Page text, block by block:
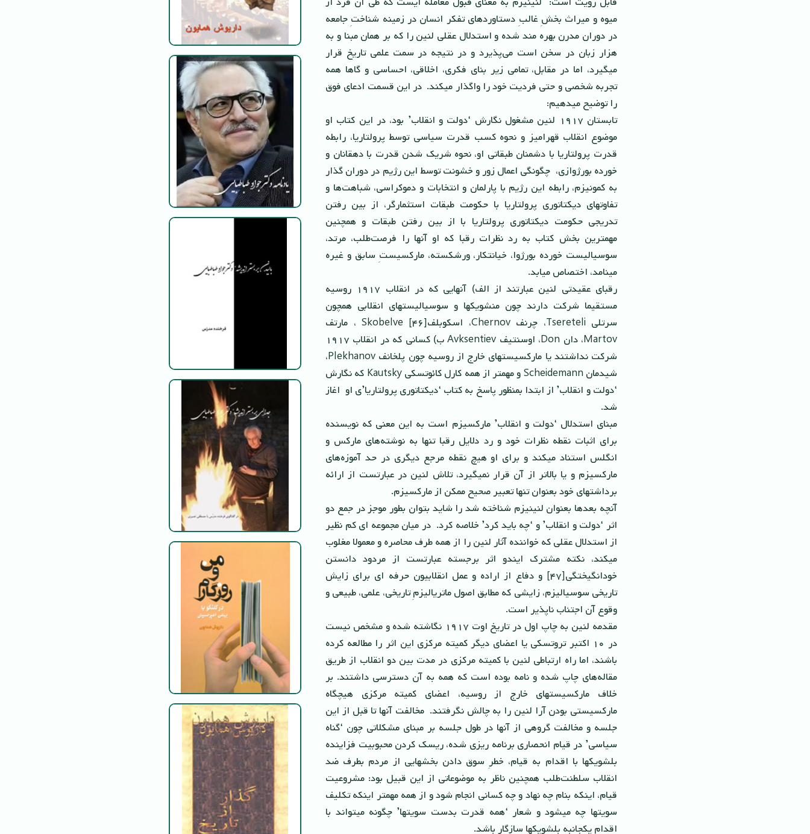
میوه و میراث بخشِ غالبِ دستاوردهاى تفکر انسان در زمینه شناختِ جامعه
در دوران مدرن بهره مند شده و استدلال عقلى لنین را که بر همان مبنا و به
هزار زبان در سخن است می‌پذیرد و در نتیجه در سمت علمى تاریخ قرار
میگیرد، اما در مقابل، تمامى زیر بناى فکرى، اخلاقى، احساسى و گاها همه
تجربه شخصى و حتى فردیت خود را واگذار میکند. در این قسمت ادعاى فوق
را توضیح میدهیم:
تابستان ١٩١٧ لنین مشغول نگارش ‘دولت و انقلاب’ بود، در این کتاب او
موضوع انقلاب قهرامیز و نحوه کسب قدرت سیاسى توسط پرولتاریا، رابطه
قدرت پرولتاریا با دشمنان طبقاتى او، نحوه شریک شدن قدرت با دهقانان و
خورده بورژوازى، چگونگى اعمال زور و خشونت توسط این رژیم در دوران گذار
به کمونیزم، رابطه این رژیم با پارلمان و انتخابات و دموکراسى، شباهت‌ها و
تفاوتهاى دیکتاتورى پرولتاریا با حکومت طبقات استثمارگر، از بین رفتن
تدریجى حکومت دیکتاتورى پرولتاریا با از بین رفتن طبقات و همچنین
مهمترین بخش کتاب به رد نظرات رقبا که او آنها را فرصت‌طلب، مرتد،
سوسیالیست خورده بورژوا، خیانتکار، ورشکسته، مارکسیستِ سابق و غیره
مینامد، اختصاص میابد.
رقباى عقیدتى لنین عبارتند از الف) آنهایى که در انقلاب ١٩١٧ روسیه
مستقیما شرکت دارند چون منشویکها و سوسیالیستهاى انقلابى همچون
سرتلى Tsereteli، چرنف Chernov، اسکوبلف[۴۶] Skobelve ، مارتف
Martov، دان Don، اوسنتیف Avksentiev ب) کسانى که در انقلاب ١٩١٧
شرکت نداشتند یا مارکسیستهاى خارج از روسیه چون پلخانف Plekhanov،
شیدمان Scheidemann و مهمتر از همه کارل کائوتسکى Kautsky که نگارش
‘دولت و انقلاب’ از ابتدا بمنظور پاسخ به کتاب ‘دیکتاتورى پرولتاریا’ى او اغاز
شد.
مبناى استدلال ‘دولت و انقلاب’ مارکسیزم است به این معنى که نویسنده
براى اثبات نقطه نظرات خود و رد دلایل رقبا تنها به نوشته‌هاى مارکس و
انگلس استناد میکند و براى او هیچ نقطه مرجع دیگرى در حد آموزه‌هاى
مارکسیزم و یا بالاتر از آن قرار نمیگیرد، تلاش لنین در عبارتست از ارائه
برداشتهاى خود بعنوان تنها تعبیر صحیح ممکن از مارکسیزم.
آنچه بعدها بعنوان لنینیزم شناخته شد را شاید بتوان بطور موجز در جمع دو
اثر ‘دولت و انقلاب’ و ‘چه باید کرد’ خلاصه کرد. در میان مجموعه اى کم نظیر
از استدلال عقلى که خواننده آثار لنین را از همه طرف محاصره و معمولا مغلوب
میکند، نکته مشترک ایندو اثر برجسته عبارتست از مردود دانستن
خودانگیختگى[۴۷] و دفاع از اراده و عمل انقلابیون حرفه اى براى زایش
تاریخى سوسیالیزم، زایشى که مطابق اصول ماتریالیزمِ تاریخى، علمى، طبیعى و
وقوع آن اجتناب ناپذیر است.
مقدمه لنین به چاپ اول در تاریخ اوت ١٩١٧ نگاشته شده و مشخص نیست
در ١٠ اکتبر تروتسکى یا اعضاى دیگر کمیته مرکزى این اثر را مطالعه کرده
باشند، اما راه ارتباطى لنین با کمیته مرکزى در مدت بین دو انقلاب از طریق
مقاله‌هاى چاپ شده و نامه بوده است که همه به آن دسترسى داشتند. بر
خلاف مارکسیستهاى خارج از روسیه، اعضاى کمیته مرکزى هیچگاه
مارکسیستى بودن آرا لنین را به چالش نگرفتند. مخالفت آنها تا قبل از این
جلسه و مخالفت گروهى از آنها در طول جلسه بر مبناى مشکلاتى چون ‘گناه
سیاسى’ در قیام انحصارى برنامه ریزى شده، ریسک کردن محبوبیت فزاینده
بلشویکها با اقدام به قیام، خطرِ سوق دادن بخشهایى از مردم بطرف ضد
انقلاب‌ سلطنت‌طلب همچنین ناظر به موضوعاتى از این قبیل بود: مشروعیت
قیام، اینکه بنام چه نهاد و چه کسانى انجام شود و از همه مهمتر اینکه تکلیف
سویتها چه میشود و شعار ‘همه قدرت بدست سویتها’ چگونه میتواند با
اقدام یکجانبه بلشویکها سازگار باشد.